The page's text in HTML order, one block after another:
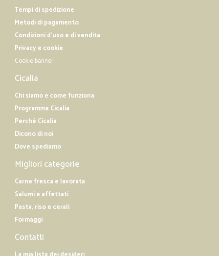
Tempi di spedizione
Metodi di pagamento
Condizioni d'uso e di vendita
Privacy e cookie
Cookie banner
Cicalia
Chi siamo e come funziona
Programma Cicalia
Perché Cicalia
Dicono di noi
Dove spediamo
Migliori categorie
Carne fresca e lavorata
Salumi e affettati
Pasta, riso e cerali
Formaggi
Contatti